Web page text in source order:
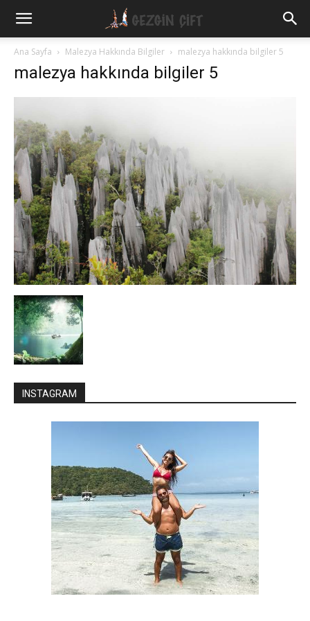
Gezgin
Çift
Ana Sayfa Malezya Hakkında Bilgiler malezya hakkında bilgiler 5
malezya hakkında bilgiler 5
INSTAGRAM